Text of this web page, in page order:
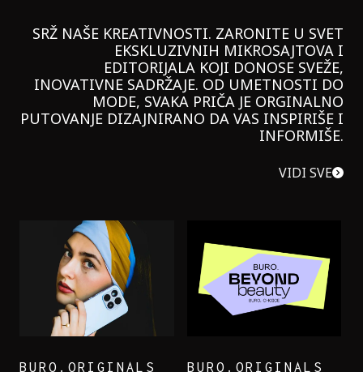
SRŽ NAŠE KREATIVNOSTI. ZARONITE U SVET
EKSKLUZIVNIH MIKROSAJTOVA I
EDITORIJALA KOJI DONOSE SVEŽE,
INOVATIVNE SADRŽAJE. OD UMETNOSTI DO
MODE, SVAKA PRIČA JE ORGINALNO
PUTOVANJE DIZAJNIRANO DA VAS INSPIRIŠE I
INFORMIŠE.
VIDI SVE